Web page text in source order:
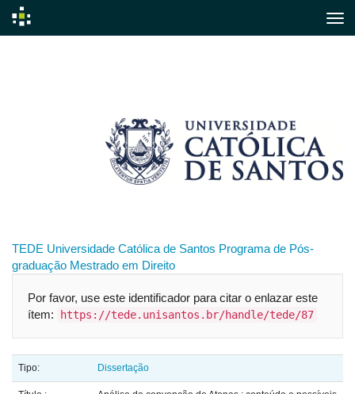
TEDE Universidade Católica de Santos Programa de Pós-
graduação Mestrado em Direito
Por favor, use este identificador para citar o enlazar este
ítem:
https://tede.unisantos.br/handle/tede/87
Tipo: Dissertação